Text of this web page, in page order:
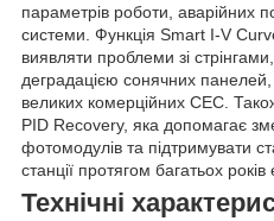
параметрів роботи, аварійних
системи. Функція Smart I-V
виявляти проблеми зі
деградацією сонячних
великих комерційних СЕС.
PID Recovery, яка допомагає
фотомодулів та підтримувати
станції протягом багатьох років
Технічні